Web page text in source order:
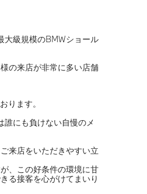
大級規模のBMWショール
の来店が非常に多い店舗
ります。
にも負けない自慢のメ
来店をいただきやすい立
、この好条件の環境に甘
る接客を心がけてまいり